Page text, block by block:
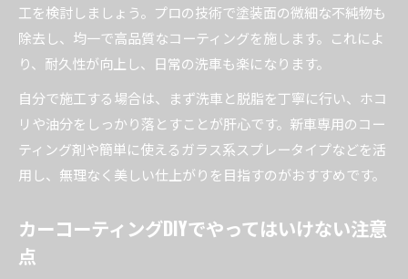
工を検討しましょう。プロの技術で塗装面の微細な不純物も
除去し、均一で高品質なコーティングを施します。これによ
り、耐久性が向上し、日常の洗車も楽になります。
自分で施工する場合は、まず洗車と脱脂を丁寧に行い、ホコ
リや油分をしっかり落とすことが肝心です。新車専用のコー
ティング剤や簡単に使えるガラス系スプレータイプなどを活
用し、無理なく美しい仕上がりを目指すのがおすすめです。
カーコーティングDIYでやってはいけない注意
点